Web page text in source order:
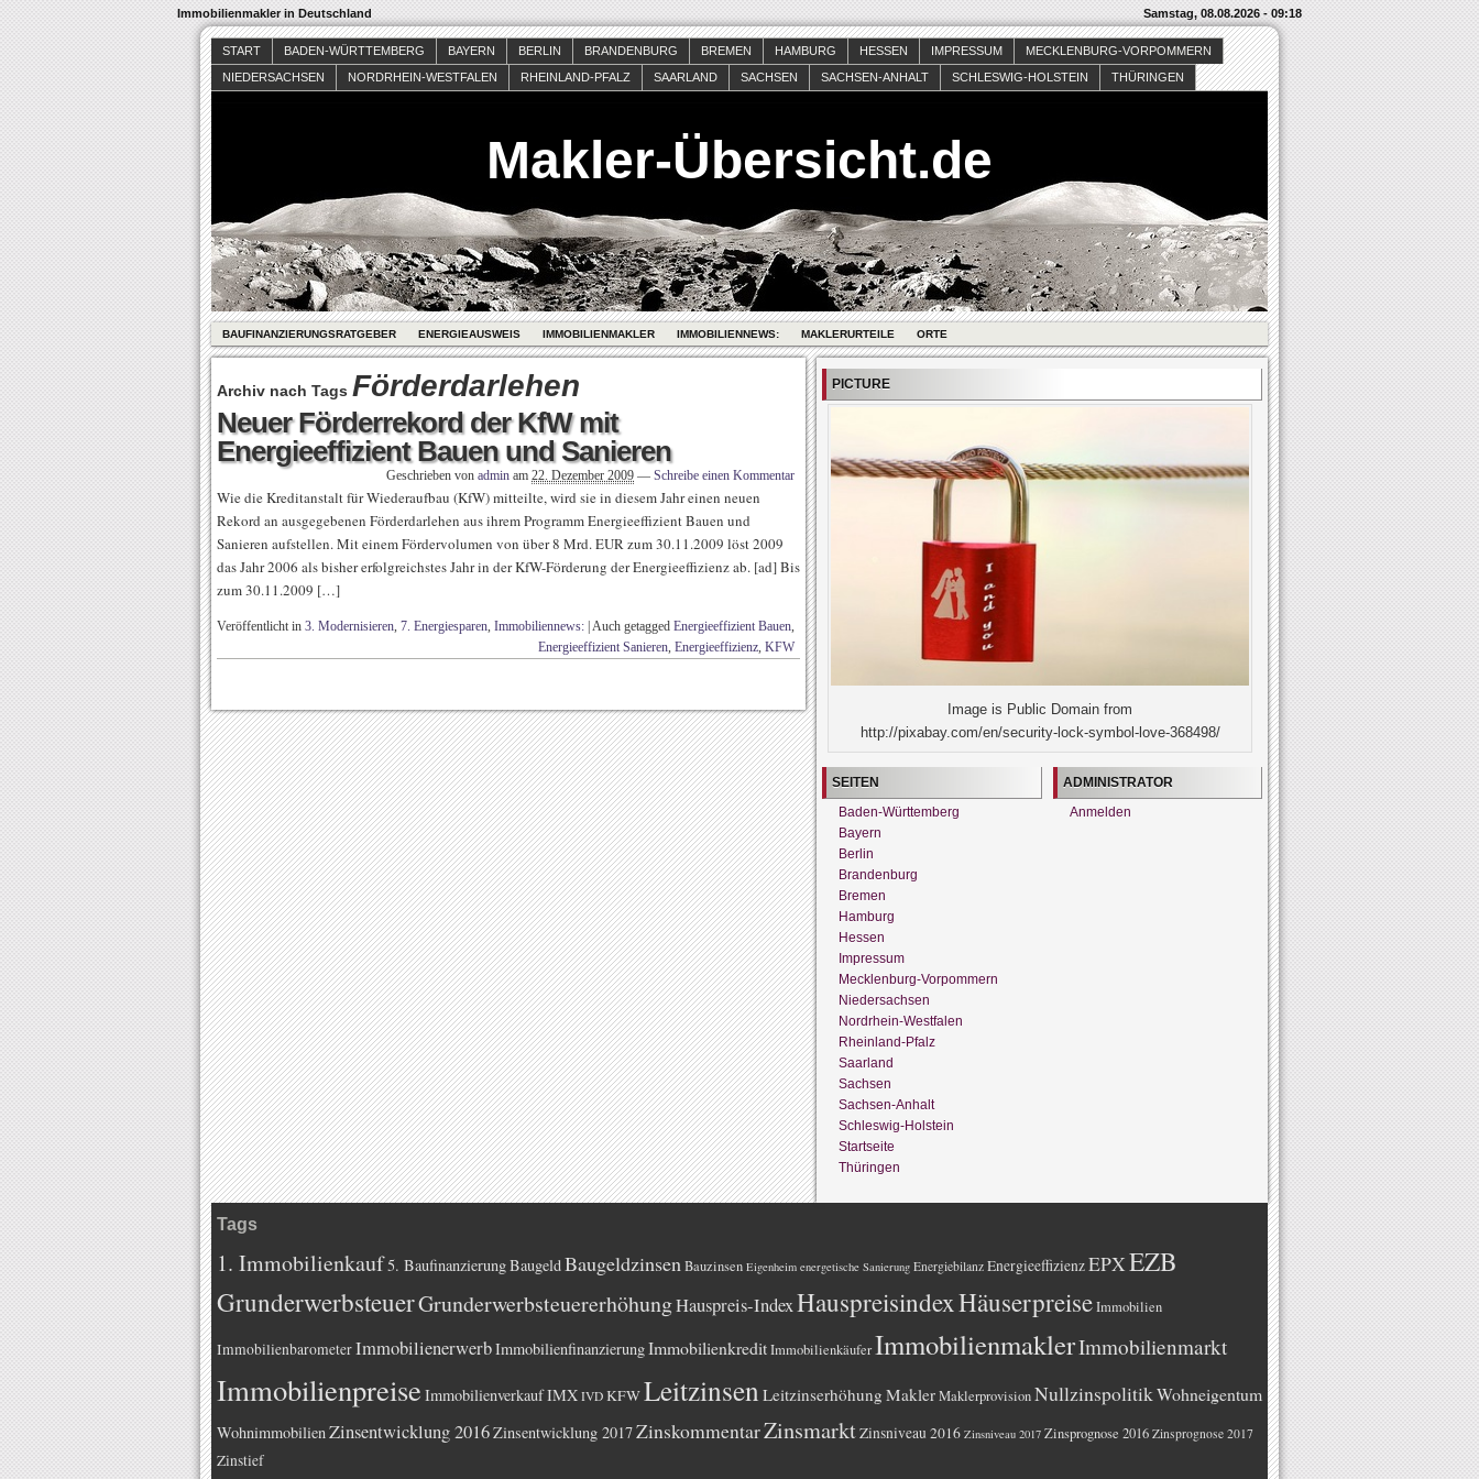
Immobilienmakler in Deutschland Samstag, 08.08.2026 - 09:18
START BADEN-WÜRTTEMBERG BAYERN BERLIN BRANDENBURG BREMEN HAMBURG HESSEN IMPRESSUM
MECKLENBURG-VORPOMMERN
NIEDERSACHSEN
NORDRHEIN-WESTFALEN RHEINLAND-PFALZ SAARLAND SACHSEN SACHSEN-ANHALT SCHLESWIG-HOLSTEIN THÜRINGEN
Makler-Übersicht.de
BAUFINANZIERUNGSRATGEBER ENERGIEAUSWEIS IMMOBILIENMAKLER IMMOBILIENNEWS: MAKLERURTEILE ORTE
Archiv nach Tags Förderdarlehen
Neuer Förderrekord der KfW mit
Energieeffizient Bauen und Sanieren
Geschrieben von admin am 22. Dezember 2009 — Schreibe einen Kommentar
Wie die Kreditanstalt für Wiederaufbau (KfW) mitteilte, wird sie in diesem Jahr einen neuen
Rekord an ausgegebenen Förderdarlehen aus ihrem Programm Energieeffizient Bauen und
Sanieren aufstellen. Mit einem Fördervolumen von über 8 Mrd. EUR zum 30.11.2009 löst 2009
das Jahr 2006 als bisher erfolgreichstes Jahr in der KfW-Förderung der Energieeffizienz ab. [ad] Bis
zum 30.11.2009 […]
Veröffentlicht in 3. Modernisieren, 7. Energiesparen, Immobiliennews: Auch getagged Energieeffizient Bauen,
Energieeffizient Sanieren, Energieeffizienz, KFW
PICTURE
Image is Public Domain from
http://pixabay.com/en/security-lock-symbol-love-368498/
SEITEN
Baden-Württemberg
Bayern
Berlin
Brandenburg
Bremen
Hamburg
Hessen
Impressum
Mecklenburg-Vorpommern
Niedersachsen
Nordrhein-Westfalen
Rheinland-Pfalz
Saarland
Sachsen
Sachsen-Anhalt
Schleswig-Holstein
Startseite
Thüringen
ADMINISTRATOR
Anmelden
Tags
1. Immobilienkauf5. BaufinanzierungBaugeldBaugeldzinsen Bauzinsen Eigenheim energetische Sanierung Energiebilanz EnergieeffizienzEPXEZB
GrunderwerbsteuerGrunderwerbsteuererhöhungHauspreis-IndexHauspreisindexHäuserpreiseImmobilien
ImmobilienbarometerImmobilienerwerbImmobilienfinanzierungImmobilienkreditImmobilienkäuferImmobilienmaklerImmobilienmarkt
Immobilienpreise ImmobilienverkaufIMX IVD KFWLeitzinsen Leitzinserhöhung MaklerMaklerprovisionNullzinspolitikWohneigentum
Wohnimmobilien Zinsentwicklung 2016Zinsentwicklung 2017ZinskommentarZinsmarktZinsniveau 2016 Zinsniveau 2017 Zinsprognose 2016 Zinsprognose 2017
Zinstief